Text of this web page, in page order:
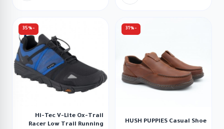
-31%
HUSH PUPPIES Casual Shoe
-35%
Hi-Tec V-Lite Ox-Trail
Racer Low Trail Running